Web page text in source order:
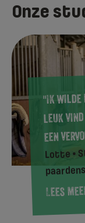
Onze
"Ik wilde
leuk
een
Lotte •
Lees